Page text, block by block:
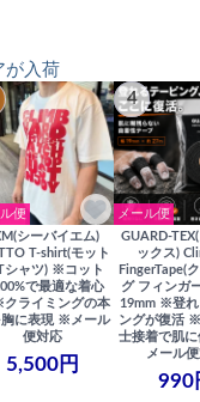
が入荷
便
シーバイエム)
T-shirt(モット
シャツ) ※コット
で最適な着心
ライミングの本
胸に表現 ※メール
便対応
5,500円
4
メール便
GUARD-
ックス)
FingerTape(
グ フィンガ
19mm ※登れ
ングが復活
士接着で肌
メール
990